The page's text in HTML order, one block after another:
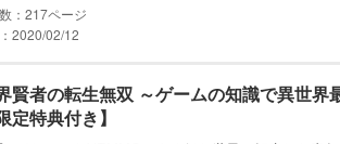
217
2020/02/12
賢者の転生無双 ～ゲームの知識で異世界
定特典付き】